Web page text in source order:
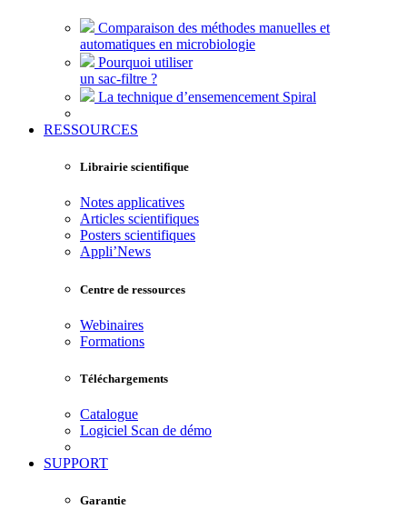
Comparaison des méthodes manuelles et
automatiques en microbiologie
Pourquoi utiliser
un sac-filtre ?
La technique d’ensemencement Spiral
RESSOURCES
Librairie scientifique
Notes applicatives
Articles scientifiques
Posters scientifiques
Appli’News
Centre de ressources
Webinaires
Formations
Téléchargements
Catalogue
Logiciel Scan de démo
SUPPORT
Garantie